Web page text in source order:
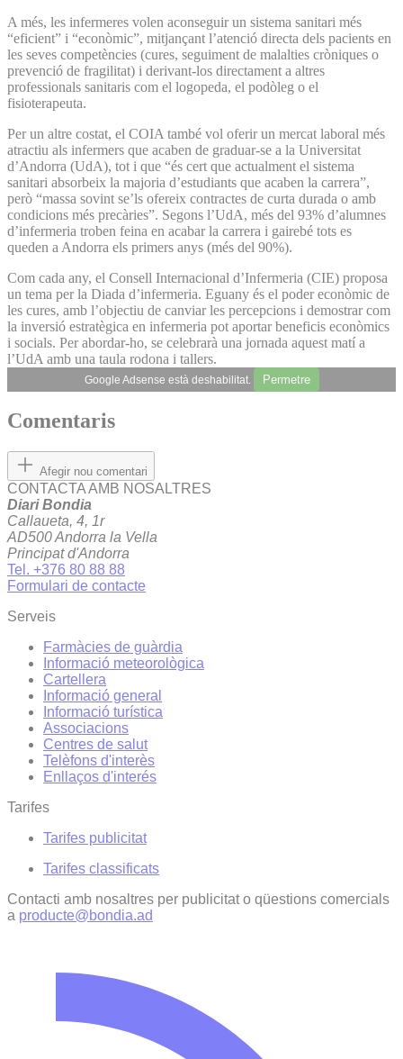
A més, les infermeres volen aconseguir un sistema sanitari més
“eficient” i “econòmic”, mitjançant l’atenció directa dels pacients en
les seves competències (cures, seguiment de malalties cròniques o
prevenció de fragilitat) i derivant-los directament a altres
professionals sanitaris com el logopeda, el podòleg o el
fisioterapeuta.
Per un altre costat, el COIA també vol oferir un mercat laboral més
atractiu als infermers que acaben de graduar-se a la Universitat
d’Andorra (UdA), tot i que “és cert que actualment el sistema
sanitari absorbeix la majoria d’estudiants que acaben la carrera”,
però “massa sovint se’ls ofereix contractes de curta durada o amb
condicions més precàries”. Segons l’UdA, més del 93% d’alumnes
d’infermeria troben feina en acabar la carrera i gairebé tots es
queden a Andorra els primers anys (més del 90%).
Com cada any, el Consell Internacional d’Infermeria (CIE) proposa
un tema per la Diada d’infermeria. Eguany és el poder econòmic de
les cures, amb l’objectiu de canviar les percepcions i demostrar com
la inversió estratègica en infermeria pot aportar beneficis econòmics
i socials. Per abordar-ho, se celebrarà una jornada aquest matí a
l’UdA amb una taula rodona i tallers.
Google Adsense està deshabilitat. Permetre
Comentaris
Afegir nou comentari
CONTACTA AMB NOSALTRES
Diari Bondia
Callaueta, 4, 1r
AD500 Andorra la Vella
Principat d'Andorra
Tel. +376 80 88 88
Formulari de contacte
Serveis
Farmàcies de guàrdia
Informació meteorològica
Cartellera
Informació general
Informació turística
Associacions
Centres de salut
Telèfons d'interès
Enllaços d'interés
Tarifes
Tarifes publicitat
Tarifes classificats
Contacti amb nosaltres per publicitat o qüestions comercials
a producte@bondia.ad